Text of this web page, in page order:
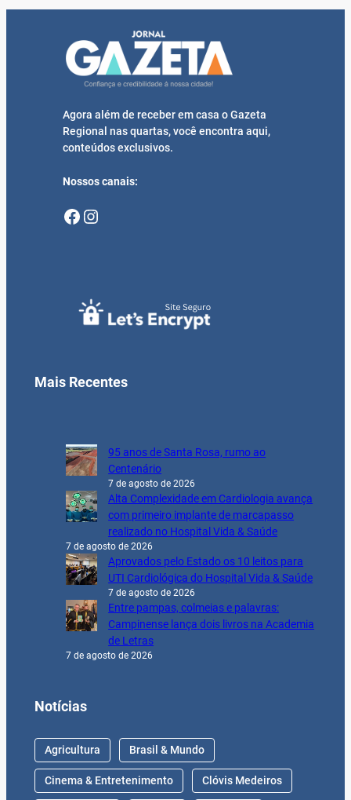
Agora além de receber em casa o Gazeta
Regional nas quartas, você encontra aqui,
conteúdos exclusivos.
Nossos canais:
Facebook Instagram
Mais Recentes
95 anos de Santa Rosa, rumo ao
Centenário
7 de agosto de 2026
Alta Complexidade em Cardiologia avança
com primeiro implante de marcapasso
realizado no Hospital Vida & Saúde
7 de agosto de 2026
Aprovados pelo Estado os 10 leitos para
UTI Cardiológica do Hospital Vida & Saúde
7 de agosto de 2026
Entre pampas, colmeias e palavras:
Campinense lança dois livros na Academia
de Letras
7 de agosto de 2026
Notícias
Agricultura Brasil & Mundo
Cinema & Entretenimento Clóvis Medeiros